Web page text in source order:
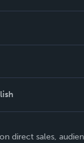
direct sales,